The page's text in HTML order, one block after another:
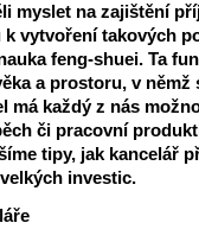
myslet na zajištění
vytvoření takových
feng-shuei. Ta
a prostoru, v němž
má každý z nás
či pracovní
tipy, jak kancelář
investic.